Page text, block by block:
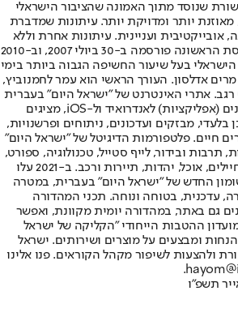
שנוסד מתוך האמונה שהציבור הישראלי
מאוזנת יותר ומדויקת יותר. עיתונות שמדברת
אובייקטיבית ועניינית. עיתונות אחרת וללא
תשלום. המהדורה המודפסת הראשונה פורסמה ב-30 ביולי 2007, וב-2010
הישראלי בעל שיעור החשיפה הגבוה ביותר בימי
אדלסון. העורך הראשי הוא עמר לחמנוביץ,
רגב. אתרי האינטרנט של "ישראל היום" בעברית
ובאנגלית, כמו כן היישומונים (אפליקציות) לאנדרואיד ול-iOS, מציגים
מבזקים ועדכונים, ניתוחים ופרשנויות,
חיים. פלטפורמות הדיגיטל של "ישראל היום"
תרבות ובידור, לייף סטייל, טכנולוגיה, ספורט,
כלכלה וצרכנות, בריאות, חיילים, אוכל, יהדות, תיירות ורכב. ב-2021 עלו
החדש של "ישראל היום" בעברית, במטרה
עדכנית, בטוחה ונוחה. תכני המהדורה
גם באתר, במהדורה יומית מקוונת, ואפשר
ההטבות הייחודי "הקליקה של ישראל
ומבצעים על מוצרים ושירותים. ישראל
ולהצעות לשיפור מקהל הקוראים. פנו אלינו
תשפ"ו